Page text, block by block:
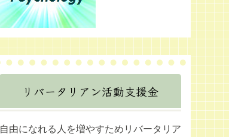
リバータリアン活動支援金
自由になれる人を増やすためリバータリア